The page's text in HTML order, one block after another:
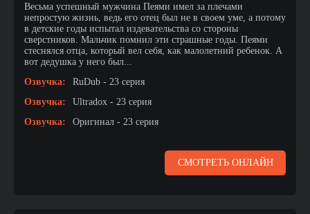
Весьма успешный мужчина Пеями имел за плечами
непростую жизнь, ведь его отец был не в своем уме, а потому
в детские годы испытал издевательства со стороны
сверстников. Мальчик помнил эти страшные годы. Пеями
стеснялся отца, который вел себя, как малолетний ребенок. А
вот дедушка у него был...
Озвучка:
RuDub - 23 серия
Озвучка:
Ultradox - 23 серия
Озвучка:
Оригинал - 23 серия
СМОТРЕТЬ ОНЛАЙН